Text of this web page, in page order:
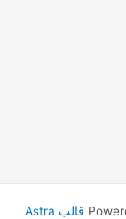
قالب Astra